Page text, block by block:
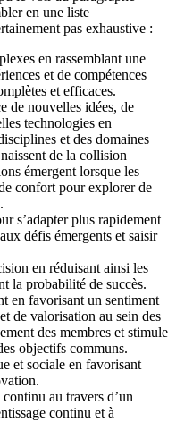
en une liste
pas exhaustive :
en rassemblant une
et de compétences
et efficaces.
de nouvelles idées, de
technologies en
et des domaines
de la collision
émergent lorsque les
confort pour explorer de
s’adapter plus rapidement
défis émergents et saisir
en réduisant ainsi les
la probabilité de succès.
en favorisant un sentiment
de valorisation au sein des
des membres et stimule
objectifs communs.
et sociale en favorisant
au travers d’un
continu et à